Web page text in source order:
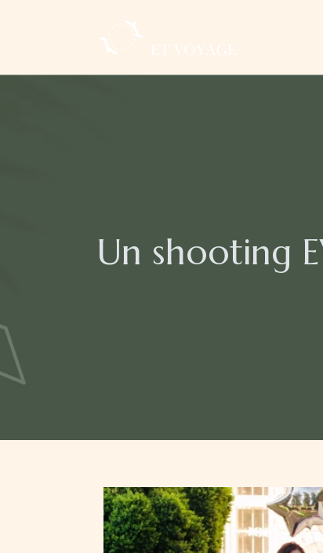
Un shooting